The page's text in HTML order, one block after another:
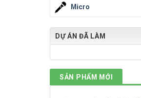
Micro
DỰ ÁN ĐÃ LÀM
SẢN PHẨM MỚI